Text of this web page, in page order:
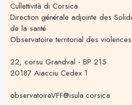
Cullettività di Corsica
Direction générale adjointe des
de la santé
Observatoire territorial des
22, corsu Grandval - BP 215
20187 Aiacciu Cedex 1
observatoireVFF@isula.corsica